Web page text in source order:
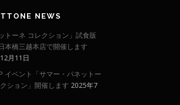
NEWS
トーネ コレクション」試食販
本橋三越本店で開催します
月11日
イベント「サマー・パネットー
ション」開催します 2025年7